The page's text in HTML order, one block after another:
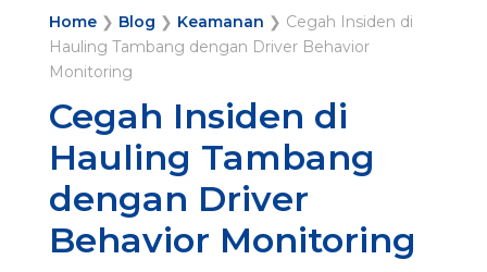
Home❯ Blog ❯ Keamanan ❯ Cegah Insiden di
Hauling Tambang dengan Driver Behavior
Monitoring
Cegah Insiden di
Hauling Tambang
dengan Driver
Behavior Monitoring